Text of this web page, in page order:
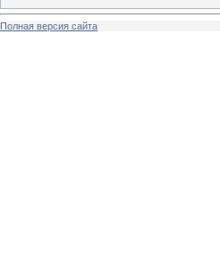
Полная версия сайта